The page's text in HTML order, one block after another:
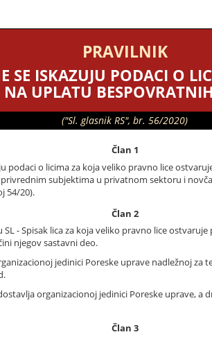
PRAVILNIK
SE ISKAZUJU PODACI O
NA UPLATU
("Sl. glasnik RS", br. 56/2020)
Član 1
podaci o licima za koja veliko pravno lice
subjektima u privatnom sektoru i
54/20).
Član 2
- Spisak lica za koja veliko pravno lice
njegov sastavni deo.
jedinici Poreske uprave nadležnoj
organizacionoj jedinici Poreske uprave,
Član 3